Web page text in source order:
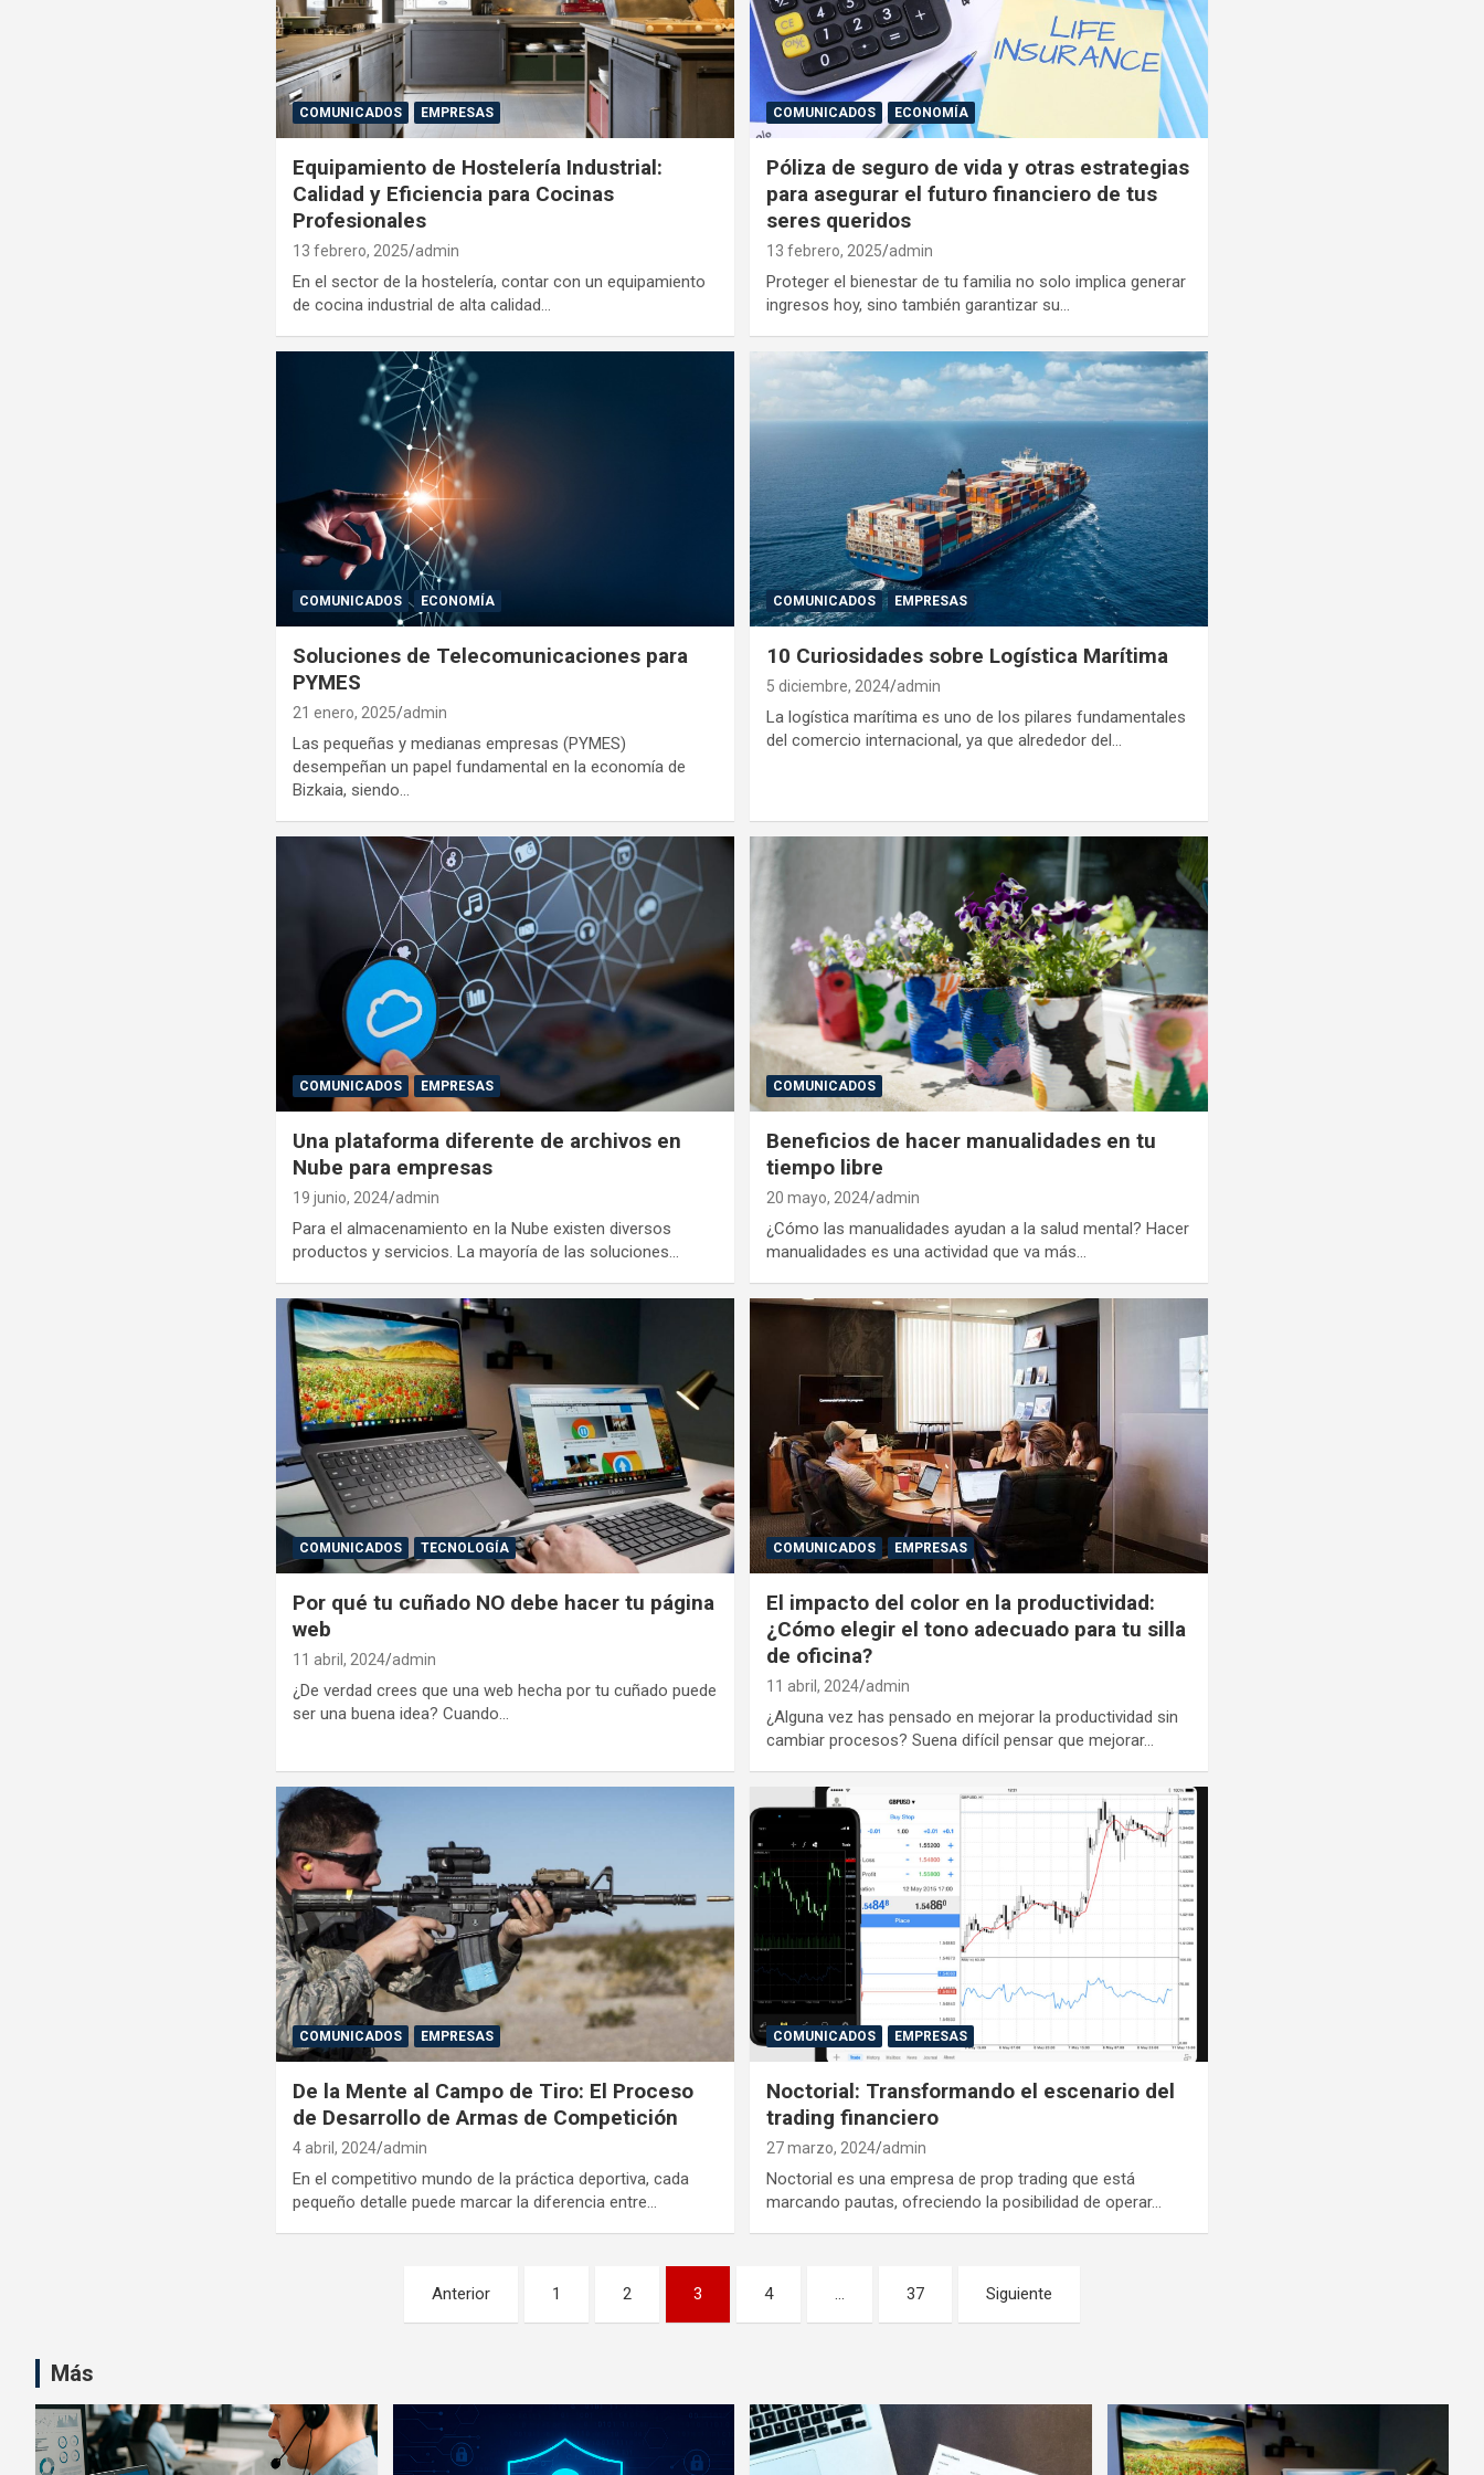
COMUNICADOS EMPRESAS
Equipamiento de Hostelería Industrial:
Calidad y Eficiencia para Cocinas
Profesionales
13 febrero, 2025 admin
En el sector de la hostelería, contar con un equipamiento
de cocina industrial de alta calidad…
COMUNICADOS ECONOMÍA
Póliza de seguro de vida y otras estrategias
para asegurar el futuro financiero de tus
seres queridos
13 febrero, 2025 admin
Proteger el bienestar de tu familia no solo implica generar
ingresos hoy, sino también garantizar su…
COMUNICADOS ECONOMÍA
Soluciones de Telecomunicaciones para
PYMES
21 enero, 2025 admin
Las pequeñas y medianas empresas (PYMES)
desempeñan un papel fundamental en la economía de
Bizkaia, siendo…
COMUNICADOS EMPRESAS
10 Curiosidades sobre Logística Marítima
5 diciembre, 2024 admin
La logística marítima es uno de los pilares fundamentales
del comercio internacional, ya que alrededor del…
COMUNICADOS EMPRESAS
Una plataforma diferente de archivos en
Nube para empresas
19 junio, 2024 admin
Para el almacenamiento en la Nube existen diversos
productos y servicios. La mayoría de las soluciones…
COMUNICADOS
Beneficios de hacer manualidades en tu
tiempo libre
20 mayo, 2024 admin
¿Cómo las manualidades ayudan a la salud mental? Hacer
manualidades es una actividad que va más…
COMUNICADOS TECNOLOGÍA
Por qué tu cuñado NO debe hacer tu página
web
11 abril, 2024 admin
¿De verdad crees que una web hecha por tu cuñado puede
ser una buena idea? Cuando…
COMUNICADOS EMPRESAS
El impacto del color en la productividad:
¿Cómo elegir el tono adecuado para tu silla
de oficina?
11 abril, 2024 admin
¿Alguna vez has pensado en mejorar la productividad sin
cambiar procesos? Suena difícil pensar que mejorar…
COMUNICADOS EMPRESAS
De la Mente al Campo de Tiro: El Proceso
de Desarrollo de Armas de Competición
4 abril, 2024 admin
En el competitivo mundo de la práctica deportiva, cada
pequeño detalle puede marcar la diferencia entre…
COMUNICADOS EMPRESAS
Noctorial: Transformando el escenario del
trading financiero
27 marzo, 2024 admin
Noctorial es una empresa de prop trading que está
marcando pautas, ofreciendo la posibilidad de operar…
NavegaciónAnterior 1 2 3 4 37 Siguiente
Más